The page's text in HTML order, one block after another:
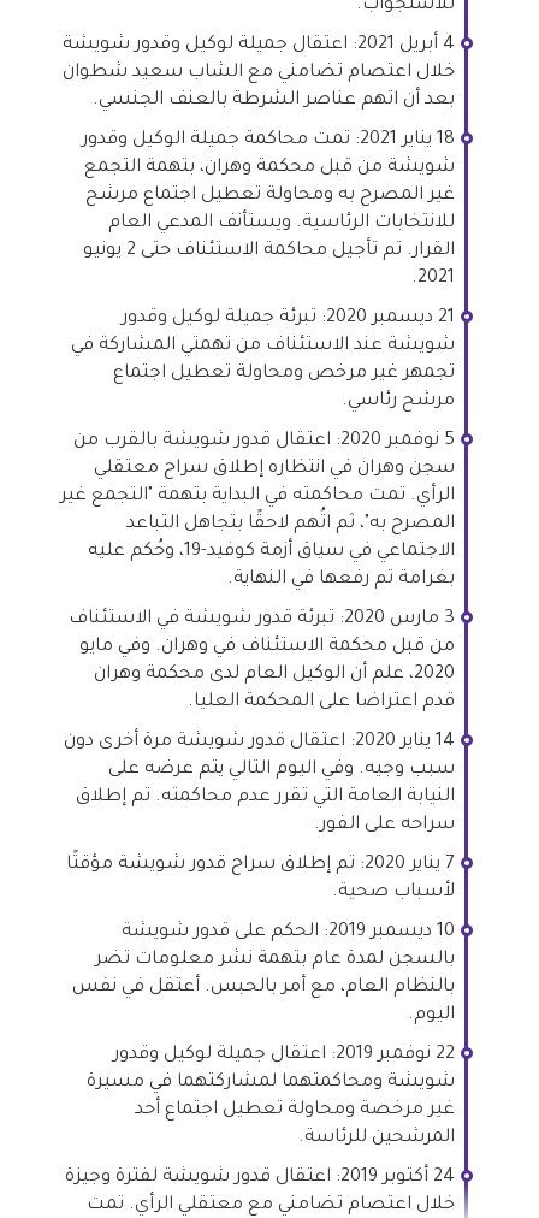
للاستجواب.
4 أبريل 2021: اعتقال جميلة لوكيل وقدور شويشة
خلال اعتصام تضامني مع الشاب سعيد شطوان
بعد أن اتهم عناصر الشرطة بالعنف الجنسي.
​​18 يناير 2021: تمت محاكمة جميلة الوكيل وقدور
شويشة من قبل محكمة وهران، بتهمة التجمع
غير المصرح به ومحاولة تعطيل اجتماع مرشح
للانتخابات الرئاسية. ويستأنف المدعي العام
القرار. تم تأجيل محاكمة الاستئناف حتى 2 يونيو
2021.
21 ديسمبر 2020: تبرئة جميلة لوكيل وقدور
شويشة عند الاستئناف من تهمتي المشاركة في
تجمهر غير مرخص ومحاولة تعطيل اجتماع
مرشح رئاسي.
5 نوفمبر 2020: اعتقال قدور شويشة بالقرب من
سجن وهران في انتظاره إطلاق سراح معتقلي
الرأي. تمت محاكمته في البداية بتهمة "التجمع غير
المصرح به"، ثم اتُهم لاحقًا بتجاهل التباعد
الاجتماعي في سياق أزمة كوفيد-19، وحُكم عليه
بغرامة تم رفعها في النهاية.
3 مارس 2020: تبرئة قدور شويشة في الاستئناف
من قبل محكمة الاستئناف في وهران. وفي مايو
2020، علم أن الوكيل العام لدى محكمة وهران
قدم اعتراضا على المحكمة العليا.
14 يناير 2020: اعتقال قدور شويشة مرة أخرى دون
سبب وجيه. وفي اليوم التالي يتم عرضه على
النيابة العامة التي تقرر عدم محاكمته. تم إطلاق
سراحه على الفور.
7 يناير 2020: تم إطلاق سراح قدور شويشة مؤقتًا
لأسباب صحية.
10 ديسمبر 2019: الحكم على قدور شويشة
بالسجن لمدة عام بتهمة نشر معلومات تضر
بالنظام العام، مع أمر بالحبس. أعتقل في نفس
اليوم.
22 نوفمبر 2019: اعتقال جميلة لوكيل وقدور
شويشة ومحاكمتهما لمشاركتهما في مسيرة
غير مرخصة ومحاولة تعطيل اجتماع أحد
المرشحين للرئاسة.
24 أكتوبر 2019: اعتقال قدور شويشة لفترة وجيزة
خلال اعتصام تضامني مع معتقلي الرأي. تمت